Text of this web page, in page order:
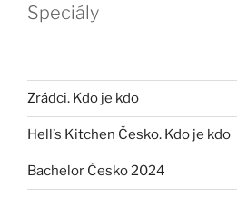
Speciály
Zrádci. Kdo je kdo
Hell’s Kitchen Česko. Kdo je kdo
Bachelor Česko 2024